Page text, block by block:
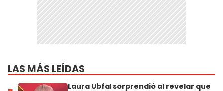
LAS MÁS LEÍDAS
Laura Ubfal sorprendió al revelar que